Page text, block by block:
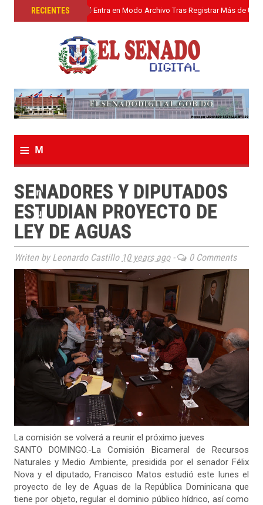
RECIENTES
»El Senado Digital Entra en Modo Archivo Tras Registrar Más de Un
≡ M
e
n
u
SENADORES Y DIPUTADOS
ESTUDIAN PROYECTO DE
LEY DE AGUAS
Writen by Leonardo Castillo 10 years ago- 0 Comments
La comisión se volverá a reunir el próximo jueves
SANTO DOMINGO.-La Comisión Bicameral de Recursos
Naturales y Medio Ambiente, presidida por el senador Félix
Nova y el diputado, Francisco Matos estudió este lunes el
proyecto de ley de Aguas de la República Dominicana que
tiene por objeto, regular el dominio público hídrico, así como